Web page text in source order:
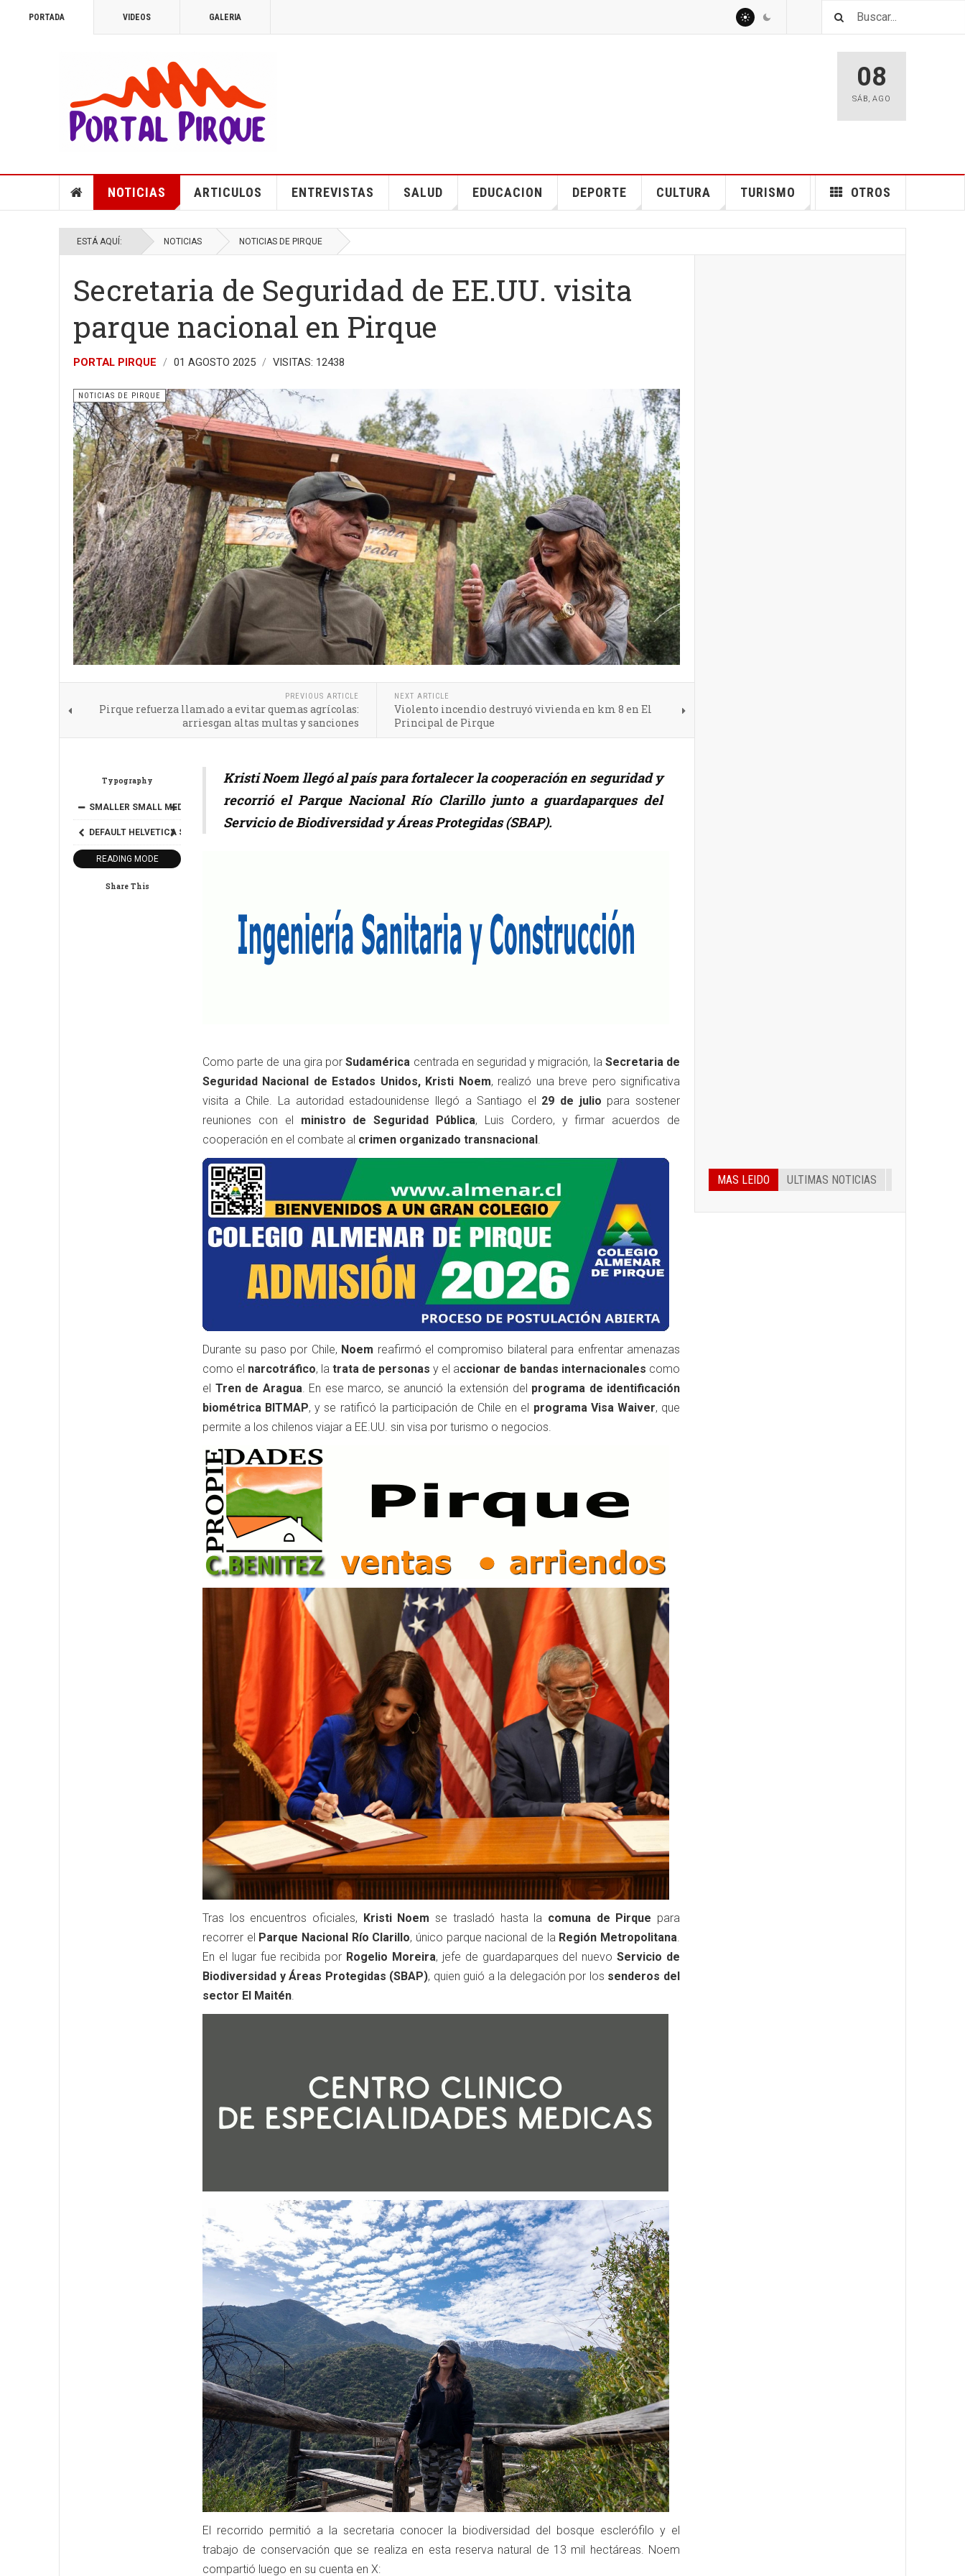
PORTADA VIDEOS GALERIA
08
SÁB, AGO
NOTICIAS ARTICULOS ENTREVISTAS SALUD EDUCACION DEPORTE CULTURA TURISMO OTROS
ESTÁ AQUÍ: NOTICIAS NOTICIAS DE PIRQUE
Secretaria de Seguridad de EE.UU. visita
parque nacional en Pirque
PORTAL PIRQUE 01 AGOSTO 2025 VISITAS: 12438
NOTICIAS DE PIRQUE
PREVIOUS ARTICLE
Pirque refuerza llamado a evitar quemas agrícolas:
arriesgan altas multas y sanciones
NEXT ARTICLE
Violento incendio destruyó vivienda en km 8 en El
Principal de Pirque
Typography
SMALLER SMALL MEDIUM BIGGER
DEFAULT HELVETICA SEGOE
READING MODE
Share This
Kristi Noem llegó al país para fortalecer la cooperación en seguridad y
recorrió el Parque Nacional Río Clarillo junto a guardaparques del
Servicio de Biodiversidad y Áreas Protegidas (SBAP).
Como parte de una gira porSudamérica centrada en seguridad y migración, la Secretaria de
Seguridad Nacional de Estados Unidos, Kristi Noem, realizó una breve pero significativa
visita a Chile. La autoridad estadounidense llegó a Santiago el 29 de julio para sostener
reuniones con el ministro de Seguridad Pública, Luis Cordero, y firmar acuerdos de
cooperación en el combate al crimen organizado transnacional.
Durante su paso por Chile, Noem reafirmó el compromiso bilateral para enfrentar amenazas
como el narcotráfico, la trata de personas y el accionar de bandas internacionales como
el Tren de Aragua. En ese marco, se anunció la extensión del programa de identificación
biométrica BITMAP, y se ratificó la participación de Chile en el programa Visa Waiver, que
permite a los chilenos viajar a EE.UU. sin visa por turismo o negocios.
Tras los encuentros oficiales, Kristi Noem se trasladó hasta la comuna de Pirque para
recorrer el Parque Nacional Río Clarillo, único parque nacional de la Región Metropolitana.
En el lugar fue recibida por Rogelio Moreira, jefe de guardaparques del nuevoServicio de
Biodiversidad y Áreas Protegidas (SBAP), quien guió a la delegación por los senderos del
sector El Maitén.
El recorrido permitió a la secretaria conocer la biodiversidad del bosque esclerófilo y el
trabajo de conservación que se realiza en esta reserva natural de 13 mil hectáreas. Noem
compartió luego en su cuenta en X:
MAS LEIDO ULTIMAS NOTICIAS